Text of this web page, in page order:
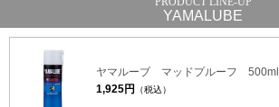
YAMALUBE
ヤマルーブ マッドプルーフ 500ml
1,925円 （税込）